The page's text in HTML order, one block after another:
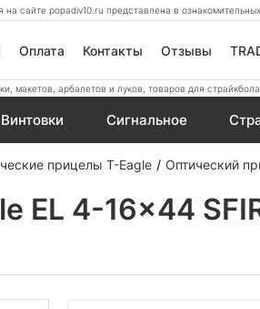
на сайте popadiv10.ru представлена в
Оплата Контакты Отзывы
макетов, арбалетов и луков, товаров для
Винтовки Сигнальное
прицелы T-Eagle Оптический
EL 4-16x44